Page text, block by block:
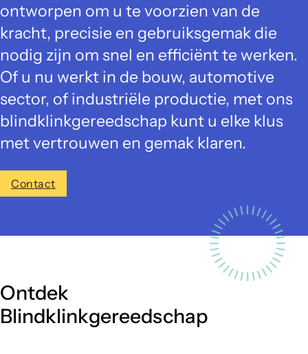
ontworpen om u te voorzien van de
kracht, precisie en gebruiksgemak die
nodig zijn om snel en efficiënt te werken.
Of u nu werkt in de bouw, automotive
sector, of industriële productie, met ons
blindklinkgereedschap kunt u elke klus
met vertrouwen en gemak klaren.
Contact
Ontdek
Blindklinkgereedschap